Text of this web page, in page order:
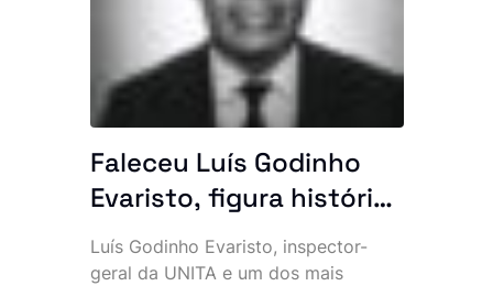
do incidente.
Faleceu Luís Godinho
Evaristo, figura histórica
da UNITA e antigo
quadro da BRINDE
Luís Godinho Evaristo, inspector-
geral da UNITA e um dos mais